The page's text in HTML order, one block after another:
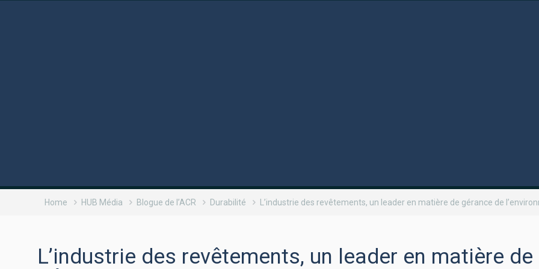
Home HUB Média Blogue de l’ACR Durabilité L’industrie des revêtements, un leader en matière de gérance de
L’industrie des revêtements, un leader en matière de